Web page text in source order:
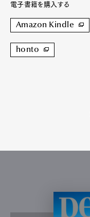
電子書籍を購入する
Amazon Kindle
honto